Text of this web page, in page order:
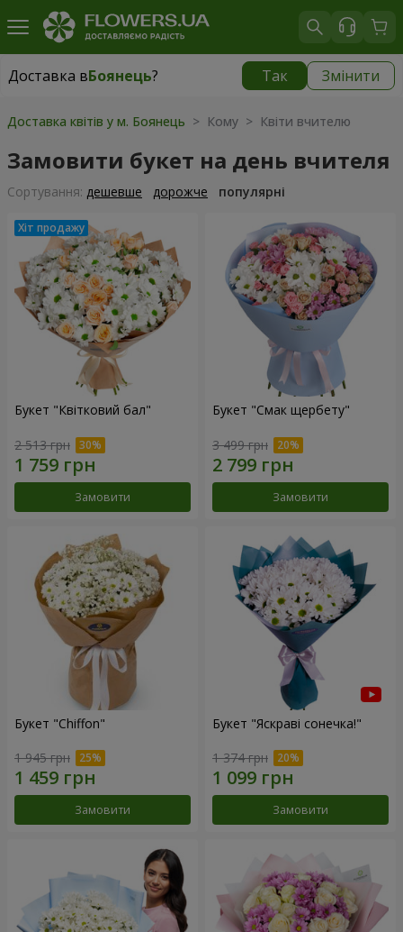
Доставка вБоянець? Так Змінити
Доставка вБоянець|
Доставка квітів у м. Боянець > Кому > Квіти вчителю
Замовити букет на день вчителя
Сортування: дешевше дорожче популярні
Букет "Квітковий бал"
2 513 грн
Замовити
Букет "Смак щербету"
3 499 грн
Замовити
Букет "Chiffon"
1 945 грн
Замовити
Букет "Яскраві сонечка!"
1 374 грн
Замовити